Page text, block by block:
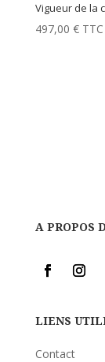
Vigueur de la
497,00 € TTC
A PROPOS
LIENS
Contact